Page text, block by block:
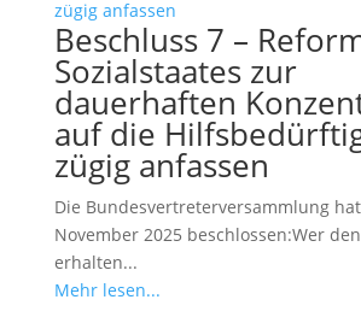
Beschluss 7 –
Sozialstaates zur
dauerhaften
auf die
zügig anfassen
Die Bundesvertreterversammlung
November 2025 beschlossen:Wer
erhalten...
Mehr lesen...